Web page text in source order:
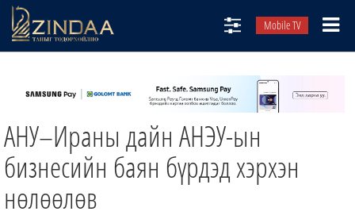
Mobile TV
ТВ8
ӨГЛӨӨНИЙ СОНИН
АУДИО ЗОХИОЛ
АНУ–Ираны дайн АНЭУ-ын
бизнесийн баян бүрдэд хэрхэн
нөлөөлөв